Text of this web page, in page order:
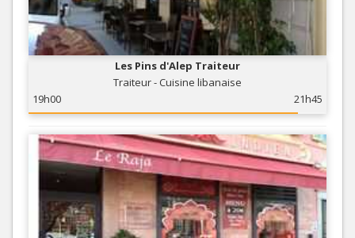
Les Pins d'Alep Traiteur
Traiteur - Cuisine libanaise
19h00
21h45